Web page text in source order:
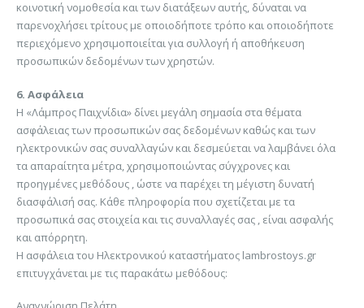
κοινοτική νομοθεσία και των διατάξεων αυτής, δύναται να
παρενοχλήσει τρίτους με οποιοδήποτε τρόπο και οποιοδήποτε
περιεχόμενο χρησιμοποιείται για συλλογή ή αποθήκευση
προσωπικών δεδομένων των χρηστών.
6. Ασφάλεια
Η «Λάμπρος Παιχνίδια» δίνει μεγάλη σημασία στα θέματα
ασφάλειας των προσωπικών σας δεδομένων καθώς και των
ηλεκτρονικών σας συναλλαγών και δεσμεύεται να λαμβάνει όλα
τα απαραίτητα μέτρα, χρησιμοποιώντας σύγχρονες και
προηγμένες μεθόδους , ώστε να παρέχει τη μέγιστη δυνατή
διασφάλισή σας. Κάθε πληροφορία που σχετίζεται με τα
προσωπικά σας στοιχεία και τις συναλλαγές σας , είναι ασφαλής
και απόρρητη.
Η ασφάλεια του Ηλεκτρονικού καταστήματος lambrostoys.gr
επιτυγχάνεται με τις παρακάτω μεθόδους: